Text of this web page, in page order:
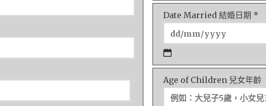
Date Married 結婚日期 *
Age of Children 兒女年齡